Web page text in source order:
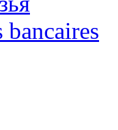
bancaires